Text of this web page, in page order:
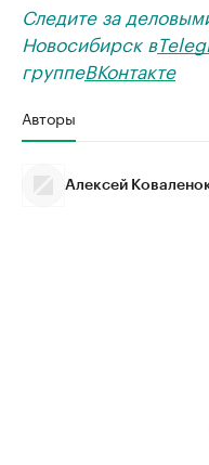
Следите за
Новосибирск в
группеВКонтакте
Авторы
Алексей